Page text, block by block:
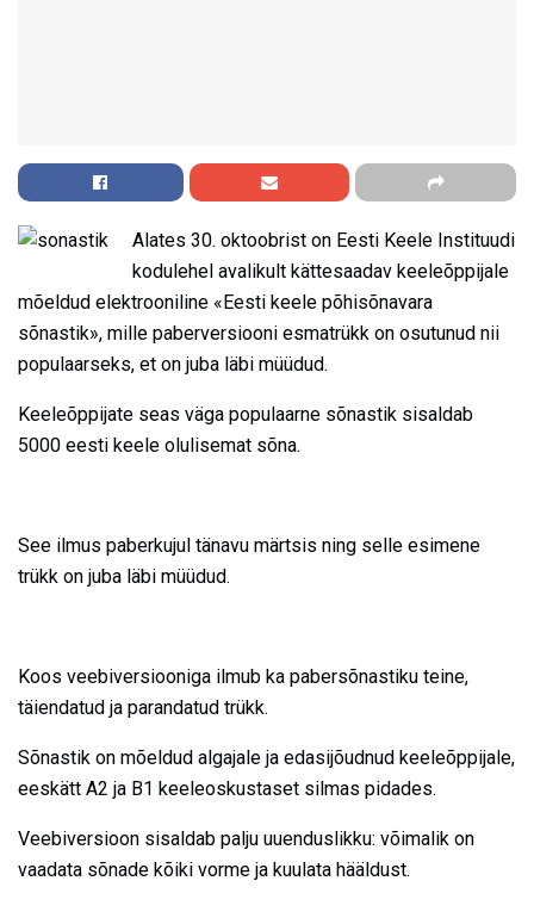
Alates 30. oktoobrist on Eesti Keele Instituudi
kodulehel avalikult kättesaadav keeleõppijale
mõeldud elektrooniline «Eesti keele põhisõnavara
sõnastik», mille paberversiooni esmatrükk on osutunud nii
populaarseks, et on juba läbi müüdud.
Keeleõppijate seas väga populaarne sõnastik sisaldab
5000 eesti keele olulisemat sõna.
See ilmus paberkujul tänavu märtsis ning selle esimene
trükk on juba läbi müüdud.
Koos veebiversiooniga ilmub ka pabersõnastiku teine,
täiendatud ja parandatud trükk.
Sõnastik on mõeldud algajale ja edasijõudnud keeleõppijale,
eeskätt A2 ja B1 keeleoskustaset silmas pidades.
Veebiversioon sisaldab palju uuenduslikku: võimalik on
vaadata sõnade kõiki vorme ja kuulata hääldust.